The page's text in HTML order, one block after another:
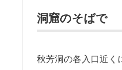
洞窟のそばで
秋芳洞の各入口近く